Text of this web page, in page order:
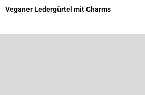
Veganer Ledergürtel mit Charms